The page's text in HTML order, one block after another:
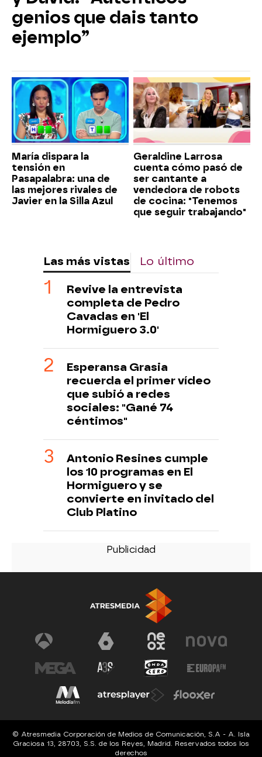
genios que dais tanto
ejemplo”
María dispara la
tensión en
Pasapalabra: una de
las mejores rivales de
Javier en la Silla Azul
Geraldine Larrosa
cuenta cómo pasó de
ser cantante a
vendedora de robots
de cocina: "Tenemos
que seguir trabajando"
Las más vistas Lo último
Revive la entrevista
completa de Pedro
Cavadas en 'El
Hormiguero 3.0'
Esperansa Grasia
recuerda el primer vídeo
que subió a redes
sociales: "Gané 74
céntimos"
Antonio Resines cumple
los 10 programas en El
Hormiguero y se
convierte en invitado del
Club Platino
© Atresmedia Corporación de Medios de Comunicación, S.A - A. Isla
Graciosa 13, 28703, S.S. de los Reyes, Madrid. Reservados todos los
derechos